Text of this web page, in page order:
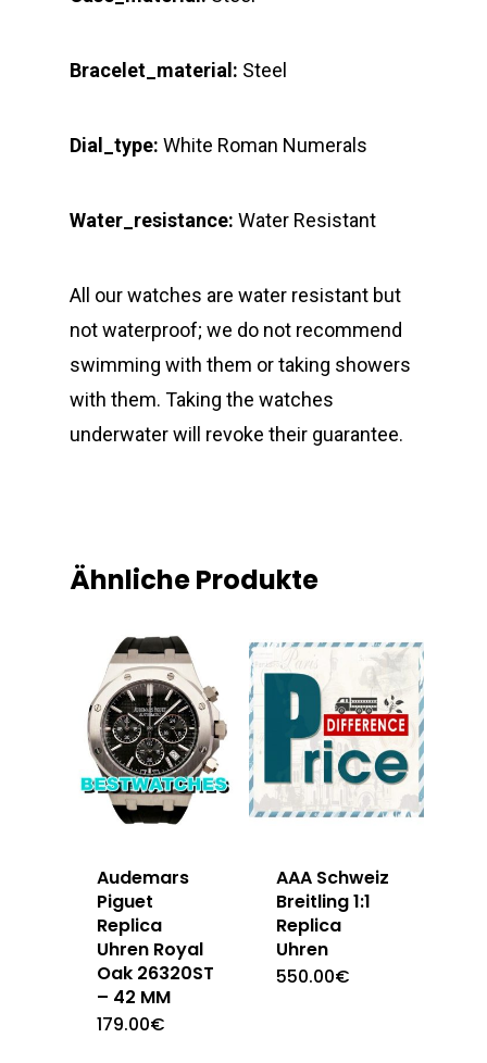
Bracelet_material: Steel
Dial_type: White Roman Numerals
Water_resistance: Water Resistant
All our watches are water resistant but
not waterproof; we do not recommend
swimming with them or taking showers
with them. Taking the watches
underwater will revoke their guarantee.
Ähnliche Produkte
Audemars
Piguet
Replica
Uhren Royal
Oak 26320ST
– 42 MM
179.00€
AAA Schweiz
Breitling 1:1
Replica
Uhren
550.00€